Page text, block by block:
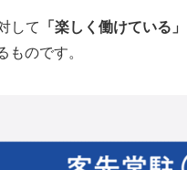
して 「楽しく働けている」
ものです。